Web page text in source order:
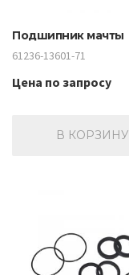
Подшипник мачты
61236-13601-71
Цена по запросу
В КОРЗИНУ